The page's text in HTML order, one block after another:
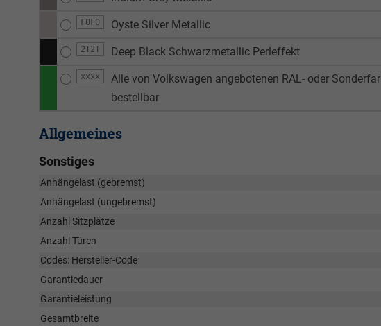
F0F0 Oyste Silver Metallic
2T2T Deep Black Schwarzmetallic Perleffekt
xxxx
Alle von Volkswagen angebotenen RAL- oder
bestellbar
Allgemeines
Sonstiges
Anhängelast (gebremst)
Anhängelast (ungebremst)
Anzahl Sitzplätze
Anzahl Türen
Codes: Hersteller-Code
Garantiedauer
Garantieleistung
Gesamtbreite